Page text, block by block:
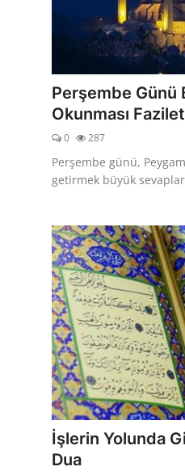
Perşembe Günü
Okunması
0 287
Perşembe günü,
getirmek büyük
İşlerin Yolunda
Dua